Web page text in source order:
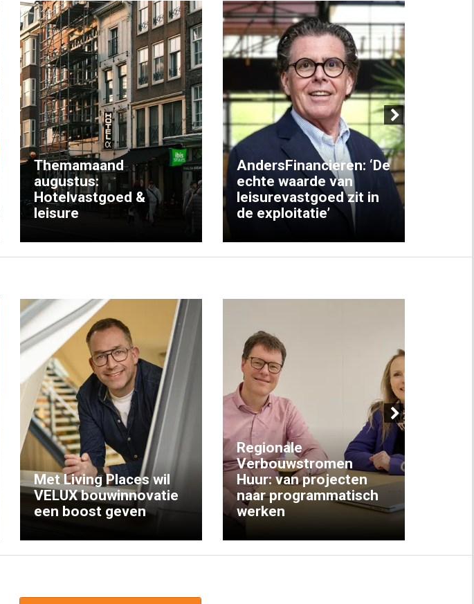
Themamaand
augustus:
Hotelvastgoed &
leisure
AndersFinancieren: ‘De
echte waarde van
leisurevastgoed zit in
de exploitatie’
Next
Met Living Places wil
VELUX bouwinnovatie
een boost geven
Regionale
Verbouwstromen
Huur: van projecten
naar programmatisch
werken
Next